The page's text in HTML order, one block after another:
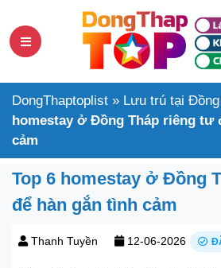
DongThaptoplist » Lưu trú tại
homestay ở Đồng Tháp riêng tư
cảm
Top 6 homestay ở Đồng
để hàn gắn tình cảm
Thanh Tuyền 12-06-2026